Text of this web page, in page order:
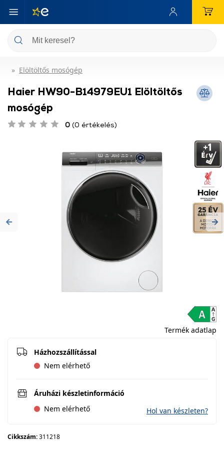
Elöltöltős mosógép
Haier HW90-B14979EU1 Elöltöltős
mosógép
0 (0 értékelés)
Previous
Termék adatlap
Házhozszállítással
Nem elérhető
Áruházi készletinformáció
Nem elérhető
Hol van készleten?
Cikkszám:311218